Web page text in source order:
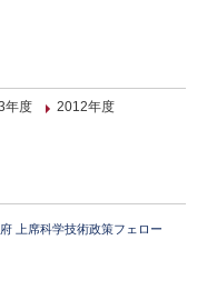
年度
2012年度
上席科学技術政策フェロー